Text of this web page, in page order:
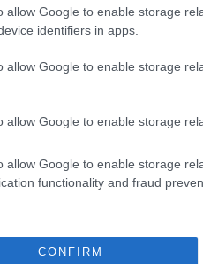
allow Google to enable storage
identifiers in apps.
allow Google to enable storage
allow Google to enable storage
allow Google to enable storage
functionality and fraud
CONFIRM
της Safe Bulkers, Inc.,
Bulkers, για τη
πιο σημαντικό
να αποκτήσει
μετατροπή της
της Euronext.»